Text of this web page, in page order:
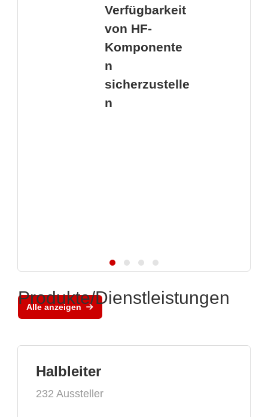
Verfügbarkeit
von HF-
Komponente
n
sicherzustelle
n
Alle anzeigen
Produkte/Dienstleistungen
Halbleiter
232 Aussteller